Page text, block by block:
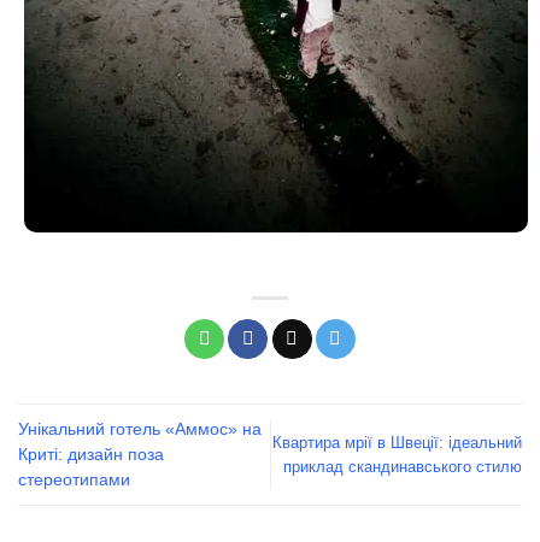
Унікальний готель «Аммос» на
Криті: дизайн поза
стереотипами
Квартира мрії в Швеції: ідеальний
приклад скандинавського стилю